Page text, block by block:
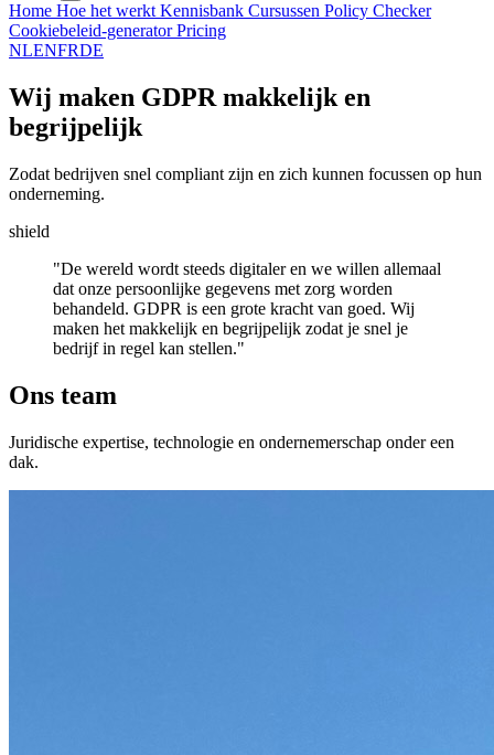
Home Hoe het werkt Kennisbank Cursussen Policy Checker
Cookiebeleid-generatorPricing
NLENFRDE
Wij maken GDPR makkelijk en
begrijpelijk
Zodat bedrijven snel compliant zijn en zich kunnen focussen op hun
onderneming.
shield
"De wereld wordt steeds digitaler en we willen allemaal
dat onze persoonlijke gegevens met zorg worden
behandeld. GDPR is een grote kracht van goed. Wij
maken het makkelijk en begrijpelijk zodat je snel je
bedrijf in regel kan stellen."
Ons team
Juridische expertise, technologie en ondernemerschap onder een
dak.